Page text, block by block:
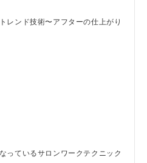
レンド技術〜アフターの仕上がり
っているサロンワークテクニック